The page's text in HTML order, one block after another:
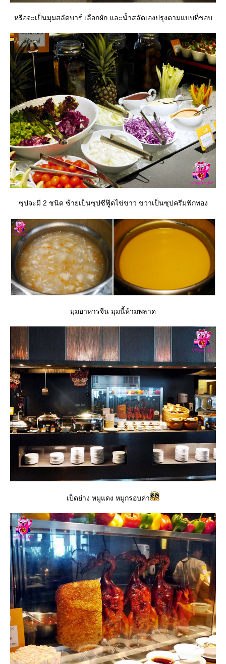
หรือจะเป็นมุมสลัดบาร์ เลือกผัก และน้ำสลัดเองปรุงตามแบบที่ชอบ
ซุปจะมี 2 ชนิด ซ้ายเป็นซุปซีฟู๊ดไข่ขาว ขวาเป็นซุปครีมฟักทอง
มุมอาหารจีน มุมนี้ห้ามพลาด
เป็ดย่าง หมูแดง หมูกรอบค่า